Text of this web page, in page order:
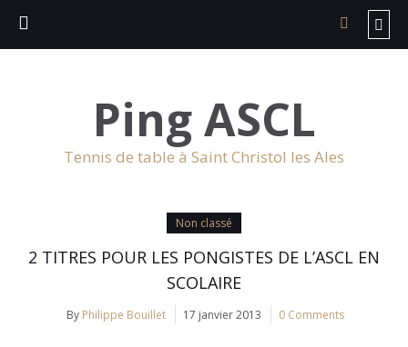
Ping ASCL
Tennis de table à Saint Christol les Ales
Non classé
2 TITRES POUR LES PONGISTES DE L’ASCL EN
SCOLAIRE
By Philippe Bouillet 17 janvier 2013 0 Comments